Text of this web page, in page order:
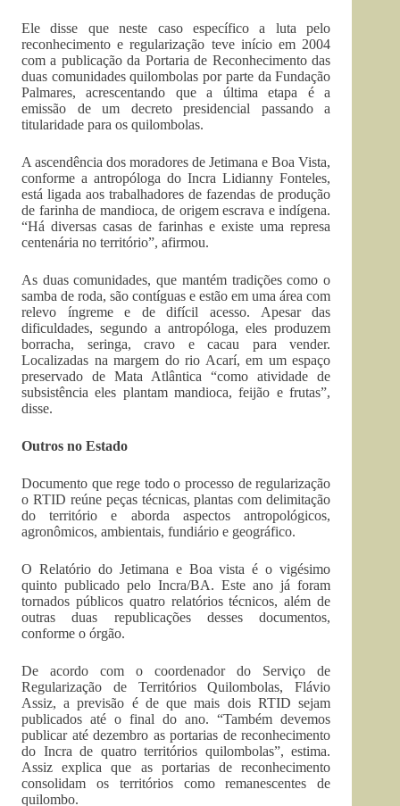
Ele disse que neste caso específico a luta pelo
reconhecimento e regularização teve início em 2004
com a publicação da Portaria de Reconhecimento das
duas comunidades quilombolas por parte da Fundação
Palmares, acrescentando que a última etapa é a
emissão de um decreto presidencial passando a
titularidade para os quilombolas.
A ascendência dos moradores de Jetimana e Boa Vista,
conforme a antropóloga do Incra Lidianny Fonteles,
está ligada aos trabalhadores de fazendas de produção
de farinha de mandioca, de origem escrava e indígena.
“Há diversas casas de farinhas e existe uma represa
centenária no território”, afirmou.
As duas comunidades, que mantém tradições como o
samba de roda, são contíguas e estão em uma área com
relevo íngreme e de difícil acesso. Apesar das
dificuldades, segundo a antropóloga, eles produzem
borracha, seringa, cravo e cacau para vender.
Localizadas na margem do rio Acarí, em um espaço
preservado de Mata Atlântica “como atividade de
subsistência eles plantam mandioca, feijão e frutas”,
disse.
Outros no Estado
Documento que rege todo o processo de regularização
o RTID reúne peças técnicas, plantas com delimitação
do território e aborda aspectos antropológicos,
agronômicos, ambientais, fundiário e geográfico.
O Relatório do Jetimana e Boa vista é o vigésimo
quinto publicado pelo Incra/BA. Este ano já foram
tornados públicos quatro relatórios técnicos, além de
outras duas republicações desses documentos,
conforme o órgão.
De acordo com o coordenador do Serviço de
Regularização de Territórios Quilombolas, Flávio
Assiz, a previsão é de que mais dois RTID sejam
publicados até o final do ano. “Também devemos
publicar até dezembro as portarias de reconhecimento
do Incra de quatro territórios quilombolas”, estima.
Assiz explica que as portarias de reconhecimento
consolidam os territórios como remanescentes de
quilombo.